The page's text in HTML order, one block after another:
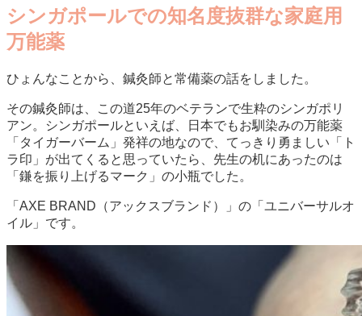
シンガポールでの知名度抜群な家庭用
万能薬
ひょんなことから、鍼灸師と常備薬の話をしました。
その鍼灸師は、この道25年のベテランで生粋のシンガポリ
アン。シンガポールといえば、日本でもお馴染みの万能薬
「タイガーバーム」発祥の地なので、てっきり勇ましい「ト
ラ印」が出てくると思っていたら、先生の机にあったのは
「鎌を振り上げるマーク」の小瓶でした。
「AXE BRAND（アックスブランド）」の「ユニバーサルオ
イル」です。